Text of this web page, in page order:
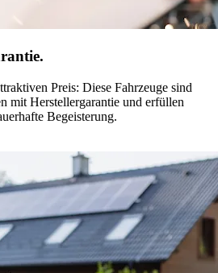
Preis: Diese Fahrzeuge sind
mit Herstellergarantie und erfüllen
Begeisterung.